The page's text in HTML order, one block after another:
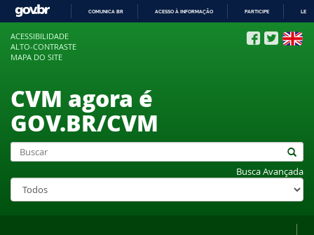
COMUNICA BR ACESSO À INFORMAÇÃO PARTICIPE
ACESSIBILIDADE
ALTO-CONTRASTE
MAPA DO SITE
CVM agora é
GOV.BR/CVM
Busca Avançada